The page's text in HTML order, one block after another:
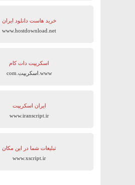
خرید هاست دانلود ایران
www.hostdownload.net
اسکریپت دات کام
www.اسکریپت.com
ایران اسکریپت
www.iranscript.ir
تبلیغات شما در این مکان
www.xscript.ir